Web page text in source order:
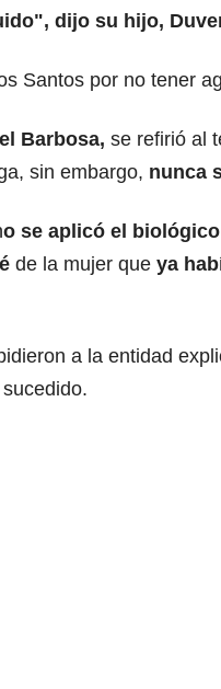
dijo su hijo,
Santos por no tener
Barbosa, se refirió al
sin embargo, nunca
o se aplicó el biológico
de la mujer que ya
a la entidad